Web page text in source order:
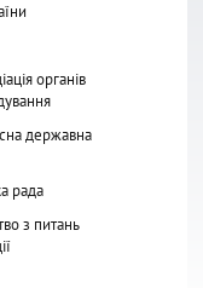
органів
державна
рада
з питань